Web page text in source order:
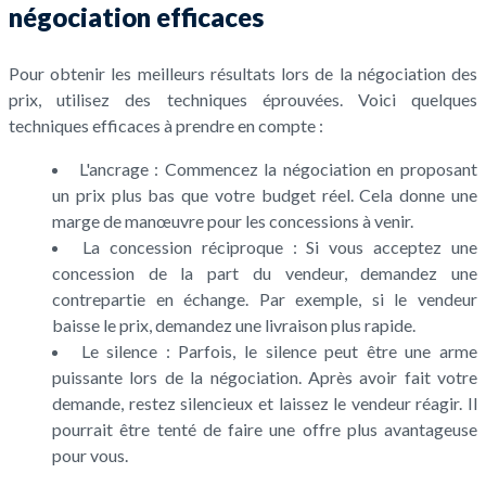
négociation efficaces
Pour obtenir les meilleurs résultats lors de la négociation des
prix, utilisez des techniques éprouvées. Voici quelques
techniques efficaces à prendre en compte :
L'ancrage : Commencez la négociation en proposant
un prix plus bas que votre budget réel. Cela donne une
marge de manœuvre pour les concessions à venir.
La concession réciproque : Si vous acceptez une
concession de la part du vendeur, demandez une
contrepartie en échange. Par exemple, si le vendeur
baisse le prix, demandez une livraison plus rapide.
Le silence : Parfois, le silence peut être une arme
puissante lors de la négociation. Après avoir fait votre
demande, restez silencieux et laissez le vendeur réagir. Il
pourrait être tenté de faire une offre plus avantageuse
pour vous.